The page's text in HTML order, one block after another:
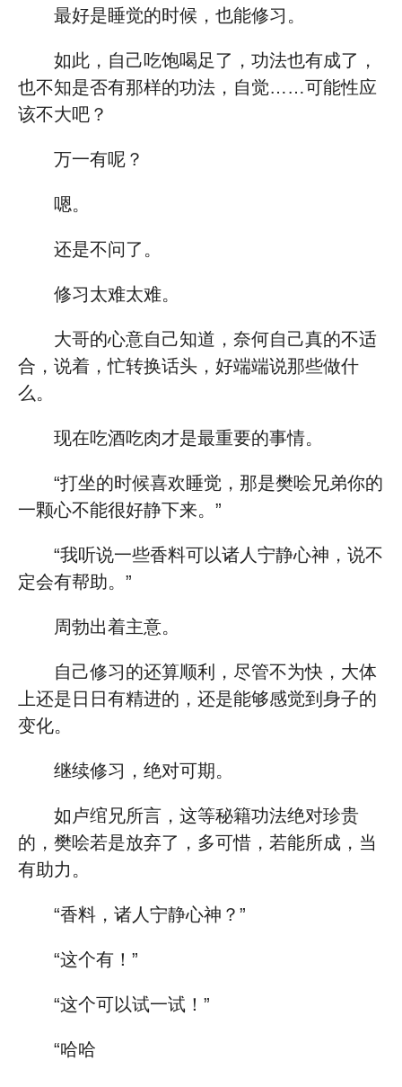
最好是睡觉的时候，也能修习。
如此，自己吃饱喝足了，功法也有成了，
也不知是否有那样的功法，自觉……可能性应
该不大吧？
万一有呢？
嗯。
还是不问了。
修习太难太难。
大哥的心意自己知道，奈何自己真的不适
合，说着，忙转换话头，好端端说那些做什
么。
现在吃酒吃肉才是最重要的事情。
“打坐的时候喜欢睡觉，那是樊哙兄弟你的
一颗心不能很好静下来。”
“我听说一些香料可以诸人宁静心神，说不
定会有帮助。”
周勃出着主意。
自己修习的还算顺利，尽管不为快，大体
上还是日日有精进的，还是能够感觉到身子的
变化。
继续修习，绝对可期。
如卢绾兄所言，这等秘籍功法绝对珍贵
的，樊哙若是放弃了，多可惜，若能所成，当
有助力。
“香料，诸人宁静心神？”
“这个有！”
“这个可以试一试！”
“哈哈